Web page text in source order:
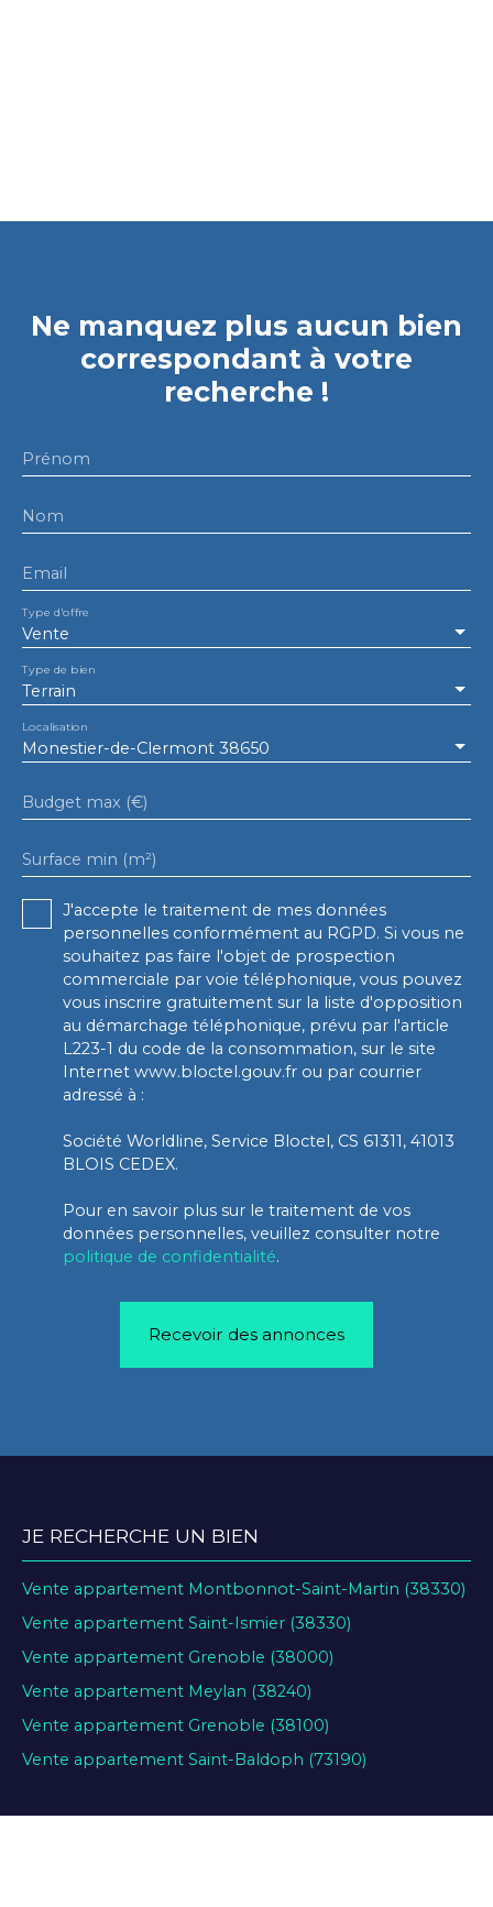
Ne manquez plus aucun bien
correspondant à votre
recherche !
Prénom
Nom
Email
Vente
Type d'offre
Terrain
Type de bien
Monestier-de-Clermont 38650
Localisation
Budget max (€)
Surface min (m²)
J'accepte le traitement de mes données
personnelles conformément au RGPD. Si vous ne
souhaitez pas faire l'objet de prospection
commerciale par voie téléphonique, vous pouvez
vous inscrire gratuitement sur la liste d'opposition
au démarchage téléphonique, prévu par l'article
L223-1 du code de la consommation, sur le site
Internet www.bloctel.gouv.fr ou par courrier
adressé à :
Société Worldline, Service Bloctel, CS 61311, 41013
BLOIS CEDEX.
Pour en savoir plus sur le traitement de vos
données personnelles, veuillez consulter notre
politique de confidentialité.
Recevoir des annonces
JE RECHERCHE UN BIEN
Vente appartement Montbonnot-Saint-Martin (38330)
Vente appartement Saint-Ismier (38330)
Vente appartement Grenoble (38000)
Vente appartement Meylan (38240)
Vente appartement Grenoble (38100)
Vente appartement Saint-Baldoph (73190)